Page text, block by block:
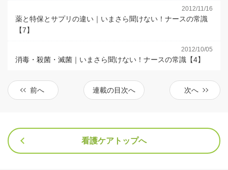
2012/11/16
薬と特保とサプリの違い｜いまさら聞けない！ナースの常識
【7】
2012/10/05
消毒・殺菌・滅菌｜いまさら聞けない！ナースの常識【4】
前へ 連載の目次へ 次へ
看護ケアトップへ